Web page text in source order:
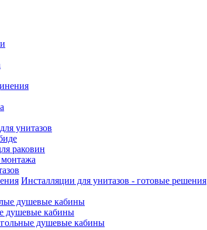
унитазов
раковин
Инсталляции для унитазов - готовые решения
душевые кабины
душевые кабины
душевые кабины